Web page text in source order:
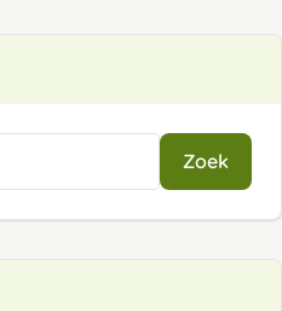
Zoek